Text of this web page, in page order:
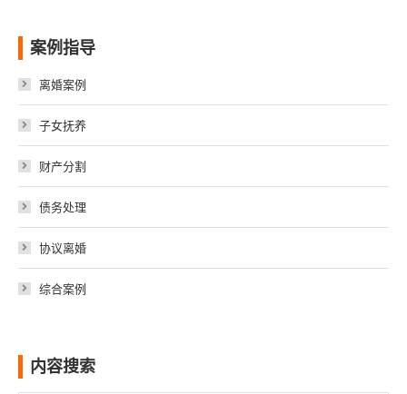
案例指导
离婚案例
子女抚养
财产分割
债务处理
协议离婚
综合案例
内容搜索